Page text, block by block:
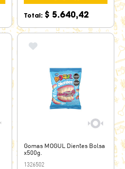
Total: $ 5.640,42
Gomas MOGUL Dientes Bolsa
x500g.
1326502